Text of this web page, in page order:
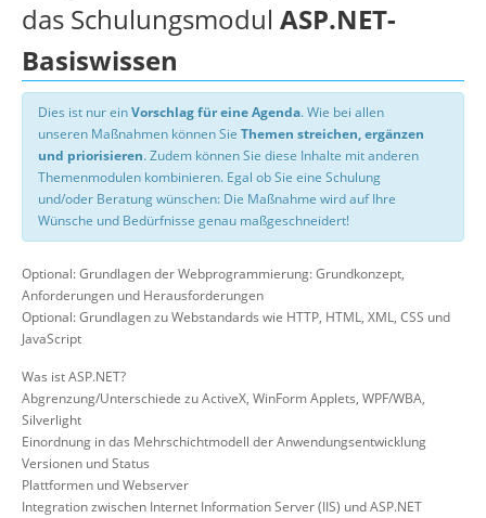
das Schulungsmodul ASP.NET-
Basiswissen
Dies ist nur einVorschlag für eine Agenda. Wie bei allen
unseren Maßnahmen können Sie Themen streichen, ergänzen
und priorisieren. Zudem können Sie diese Inhalte mit anderen
Themenmodulen kombinieren. Egal ob Sie eine Schulung
und/oder Beratung wünschen: Die Maßnahme wird auf Ihre
Wünsche und Bedürfnisse genau maßgeschneidert!
Optional: Grundlagen der Webprogrammierung: Grundkonzept,
Anforderungen und Herausforderungen
Optional: Grundlagen zu Webstandards wie HTTP, HTML, XML, CSS und
JavaScript
Was ist ASP.NET?
Abgrenzung/Unterschiede zu ActiveX, WinForm Applets, WPF/WBA,
Silverlight
Einordnung in das Mehrschichtmodell der Anwendungsentwicklung
Versionen und Status
Plattformen und Webserver
Integration zwischen Internet Information Server (IIS) und ASP.NET